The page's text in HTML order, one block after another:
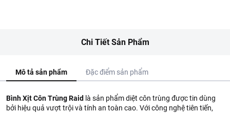
Chi Tiết Sản Phẩm
Mô tả sản phẩm Đặc điểm sản phẩm
Bình Xịt Côn Trùng Raid là sản phẩm diệt côn trùng được tin dùng
bởi hiệu quả vượt trội và tính an toàn cao. Với công nghệ tiên tiến,